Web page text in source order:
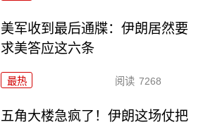
美军收到最后通牒：伊朗居然要
求美答应这六条
最热 阅读 7268
五角大楼急疯了！伊朗这场仗把